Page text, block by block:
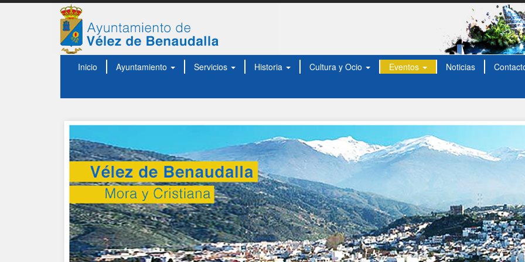
Inicio Ayuntamiento Servicios Historia Cultura y Ocio Eventos Noticias